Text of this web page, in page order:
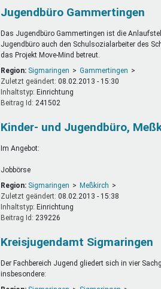
Jugendbüro Gammertingen
Das Jugendbüro Gammertingen ist die
Jugendbüro auch den Schulsozialarbeiter des
das Projekt Move-Mind betreut.
Region: Sigmaringen
Gammertingen
Zuletzt geändert:08.02.2013 - 15:30
Inhaltstyp:
einrichtung
Beitrag Id:241502
Kinder- und Jugendbüro,
Im Angebot:
Jobbörse
Region: Sigmaringen
Meßkirch
Zuletzt geändert:08.02.2013 - 15:38
Inhaltstyp:
einrichtung
Beitrag Id:239226
Kreisjugendamt Sigmaringen
Der Fachbereich Jugend gliedert sich in vier
insbesondere: